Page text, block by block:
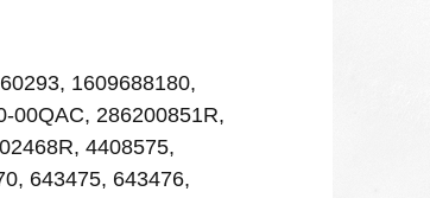
1609688180,
00QAC, 286200851R,
4408575,
643475, 643476,